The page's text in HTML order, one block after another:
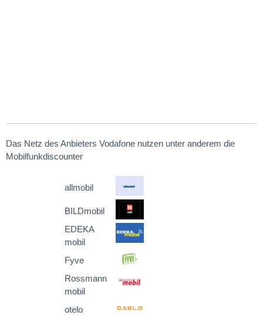
Das Netz des Anbieters Vodafone nutzen unter anderem die
Mobilfunkdiscounter
allmobil
BILDmobil
EDEKA
mobil
Fyve
Rossmann
mobil
otelo